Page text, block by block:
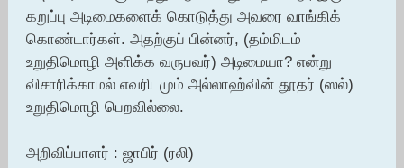
கறுப்பு அடிமைகளைக் கொடுத்து அவரை வாங்கிக்
கொண்டார்கள். அதற்குப் பின்னர், (தம்மிடம்
உறுதிமொழி அளிக்க வருபவர்) அடிமையா? என்று
விசாரிக்காமல் எவரிடமும் அல்லாஹ்வின் தூதர் (ஸல்)
உறுதிமொழி பெறவில்லை.
அறிவிப்பாளர் : ஜாபிர் (ரலி)